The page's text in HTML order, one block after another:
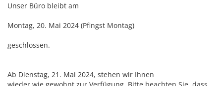
Unser Büro bleibt am
Montag, 20. Mai 2024 (Pfingst Montag)
geschlossen.
Ab Dienstag, 21. Mai 2024, stehen wir Ihnen